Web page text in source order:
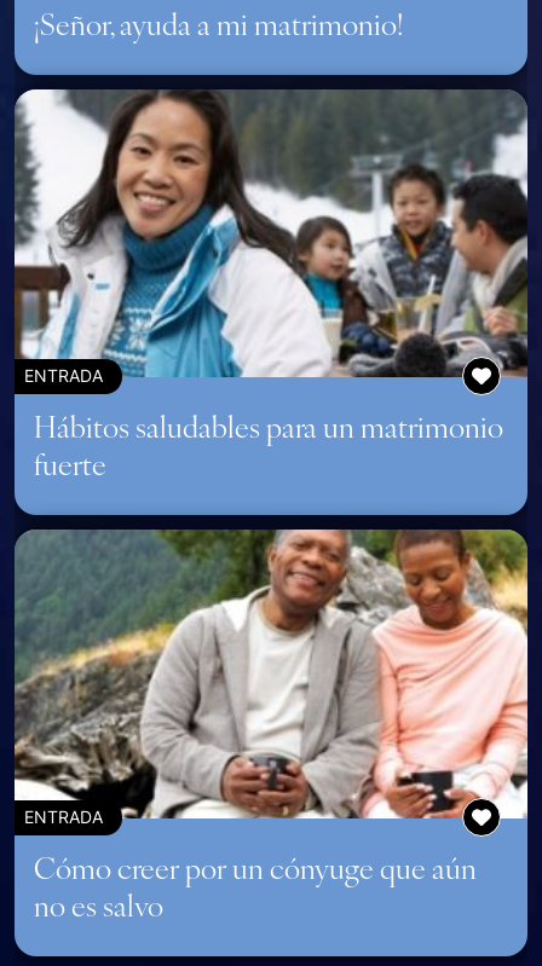
¡Señor, ayuda a mi matrimonio!
ENTRADA
Hábitos saludables para un matrimonio
fuerte
ENTRADA
Cómo creer por un cónyuge que aún
no es salvo